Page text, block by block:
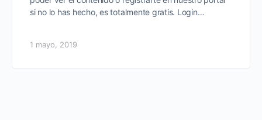
si no lo has hecho, es totalmente gratis. Login…
1 mayo, 2019